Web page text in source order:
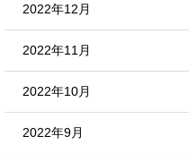
2022年12月
2022年11月
2022年10月
2022年9月